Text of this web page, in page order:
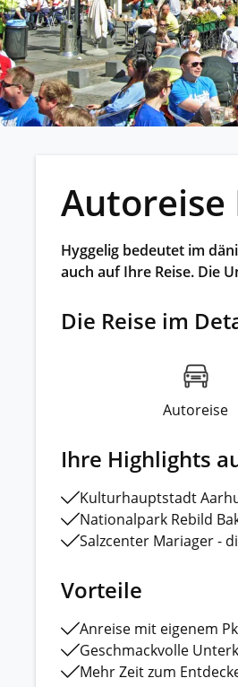
Autoreise
Hyggelig bedeutet im
auch auf Ihre Reise. Die
Die Reise im
Autoreise
Ihre Highlights
Kulturhauptstadt
Nationalpark Rebild
Vorteile
Anreise mit eigenem
Geschmackvolle
Mehr Zeit zum